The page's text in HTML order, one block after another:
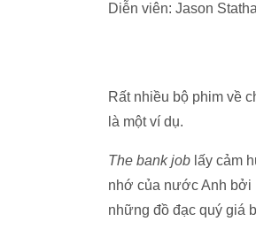
Diễn viên: Jason
Rất nhiều bộ phim về
là một ví dụ.
The bank job lấy cảm
nhớ của nước Anh bởi
những đồ đạc quý giá